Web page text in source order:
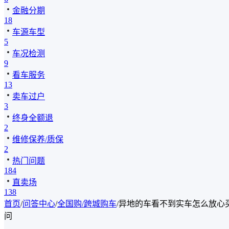
金融分期
18
车源车型
5
车况检测
9
看车服务
13
卖车过户
3
终身全额退
2
维修保养/质保
2
热门问题
184
直卖场
138
首页/问答中心/全国购/跨城购车/异地的车看不到实车怎么放心
问